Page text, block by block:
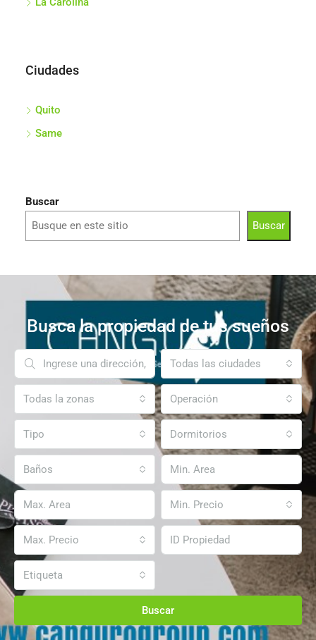
Ciudades
Quito
Same
Buscar
Buscar
Busca la propiedad de tus sueños
Todas las ciudades
Todas la zonas Operación
Tipo Dormitorios
Baños
Min. Precio
Max. Precio
Etiqueta
Buscar